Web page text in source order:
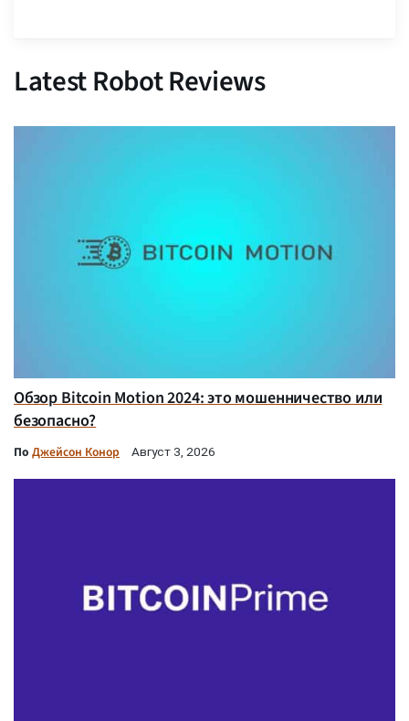
Latest Robot Reviews
Обзор Bitcoin Motion 2024: это мошенничество или
безопасно?
По Джейсон Конор Август 3, 2026